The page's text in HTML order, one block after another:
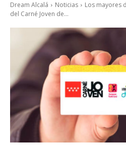
Dream Alcalá Noticias
Los mayores
del Carné Joven de...